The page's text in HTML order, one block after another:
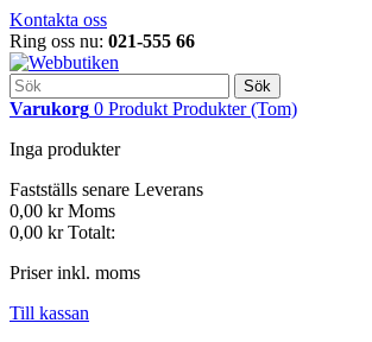
Kontakta oss
Ring oss nu: 021-555 66
Sök
Varukorg 0 Produkt Produkter (Tom)
Inga produkter
Fastställs senare Leverans
0,00 kr Moms
0,00 kr Totalt:
Priser inkl. moms
Till kassan